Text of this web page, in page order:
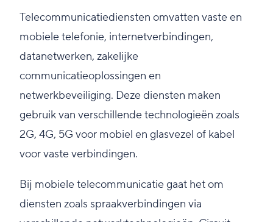
Telecommunicatiediensten omvatten vaste en
mobiele telefonie, internetverbindingen,
datanetwerken, zakelijke
communicatieoplossingen en
netwerkbeveiliging. Deze diensten maken
gebruik van verschillende technologieën zoals
2G, 4G, 5G voor mobiel en glasvezel of kabel
voor vaste verbindingen.
Bij mobiele telecommunicatie gaat het om
diensten zoals spraakverbindingen via